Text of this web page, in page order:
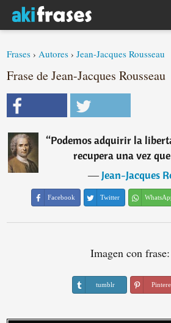
Frases ›Autores ›Jean-Jacques Rousseau
Frase de Jean-Jacques Rousseau
“Podemos adquirir la
recupera una vez
―Jean-Jacques
Facebook Twitter
Imagen con frase:
tumblr